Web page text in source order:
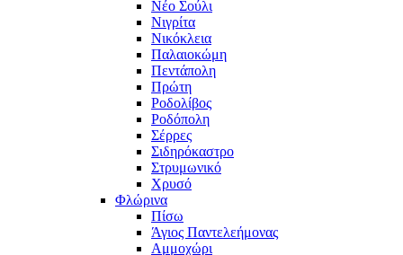
Νέο Σούλι
Νιγρίτα
Νικόκλεια
Παλαιοκώμη
Πεντάπολη
Πρώτη
Ροδολίβος
Ροδόπολη
Σέρρες
Σιδηρόκαστρο
Στρυμωνικό
Χρυσό
Φλώρινα
Πίσω
Άγιος Παντελεήμονας
Αμμοχώρι